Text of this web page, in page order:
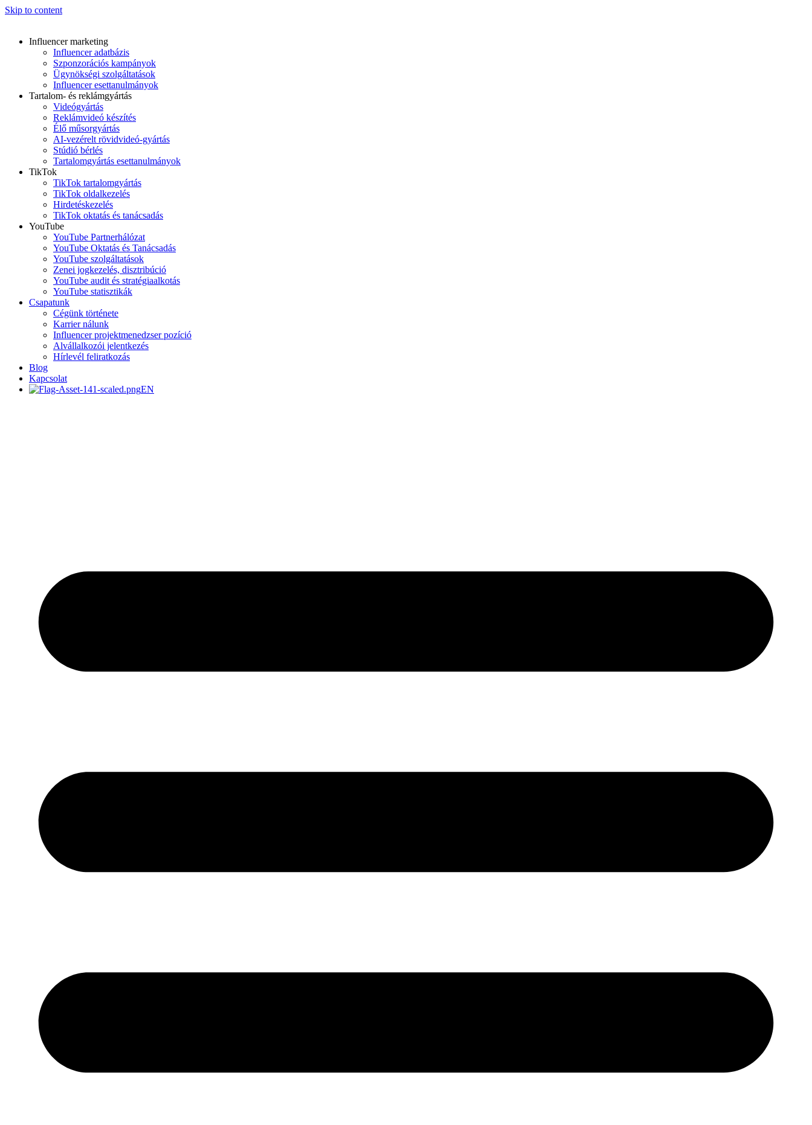
Skip to content
Influencer marketing
Influencer adatbázis
Szponzorációs kampányok
Ügynökségi szolgáltatások
Influencer esettanulmányok
Tartalom- és reklámgyártás
Videógyártás
Reklámvideó készítés
Élő műsorgyártás
AI-vezérelt rövidvideó-gyártás
Stúdió bérlés
Tartalomgyártás esettanulmányok
TikTok
TikTok tartalomgyártás
TikTok oldalkezelés
Hirdetéskezelés
TikTok oktatás és tanácsadás
YouTube
YouTube Partnerhálózat
YouTube Oktatás és Tanácsadás
YouTube szolgáltatások
Zenei jogkezelés, disztribúció
YouTube audit és stratégiaalkotás
YouTube statisztikák
Csapatunk
Cégünk története
Karrier nálunk
Influencer projektmenedzser pozíció
Alvállalkozói jelentkezés
Hírlevél feliratkozás
Blog
Kapcsolat
EN